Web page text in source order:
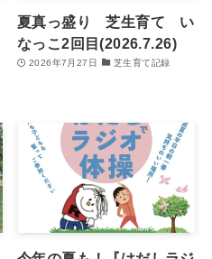
夏真っ盛り 芝生育て い
なっこ2回目(2026.7.26)
2026年7月27日 芝生育て記録